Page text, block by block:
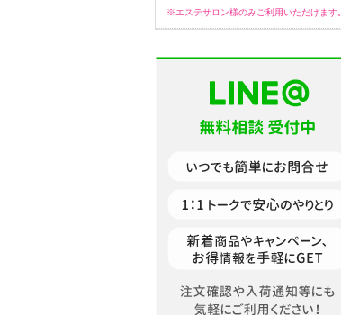
※エステサロン様のみご利用いただけます。